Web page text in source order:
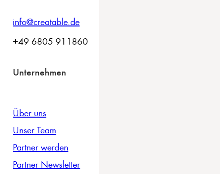
info@creatable.de
+49 6805 911860
Unternehmen
Über uns
Unser Team
Partner werden
Partner Newsletter